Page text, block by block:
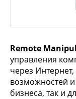
Remote
управления
через
возможностей и
бизнеса, так и